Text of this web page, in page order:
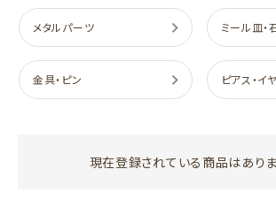
メタルパーツ ミール皿・
金具・ピン ピアス・イ
現在登録されている商品はありま